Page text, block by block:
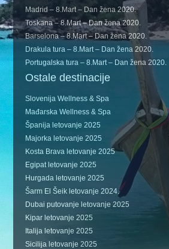
Madrid – 8.Mart – Dan žena 2020.
Toskana – 8.Mart – Dan žena 2020.
Barselona – 8.Mart – Dan žena 2020.
Drakula tura – 8.Mart – Dan žena 2020.
Portugalska tura – 8.Mart – Dan žena 2020.
Ostale destinacije
Slovenija Wellness & Spa
Mađarska Wellness & Spa
Španija letovanje 2025
Majorka letovanje 2025
Kosta Brava letovanje 2025
Egipat letovanje 2025
Hurgada letovanje 2025
Šarm El Šeik letovanje 2024.
Dubai putovanje letovanje 2025
Kipar letovanje 2025
Italija letovanje 2025
Sicilija letovanje 2025